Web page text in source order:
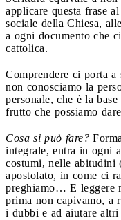
applicare questa frase
sociale della Chiesa,
a ogni documento che
cattolica.
Comprendere ci porta a
non conosciamo la
personale, che è la
frutto che possiamo
Cosa si può fare?
integrale, entra in ogni
costumi, nelle
apostolato, in come ci
preghiamo… E leggere
prima non capivamo, a
i dubbi e ad aiutare